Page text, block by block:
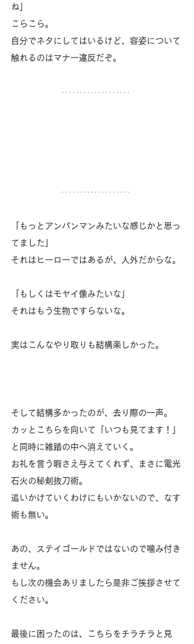
ね」
こらこら。
自分でネタにしてはいるけど、容姿について
触れるのはマナー違反だぞ。
「もっとアンパンマンみたいな感じかと思っ
てました」
それはヒーローではあるが、人外だからな。
「もしくはモヤイ像みたいな」
それはもう生物ですらないな。
実はこんなやり取りも結構楽しかった。
そして結構多かったのが、去り際の一声。
カッとこちらを向いて「いつも見てます！」
と同時に雑踏の中へ消えていく。
お礼を言う暇さえ与えてくれず、まさに電光
石火の秘剣抜刀術。
追いかけていくわけにもいかないので、なす
術も無い。
あの、ステイゴールドではないので噛み付き
ません。
もし次の機会ありましたら是非ご挨拶させて
ください。
最後に困ったのは、こちらをチラチラと見